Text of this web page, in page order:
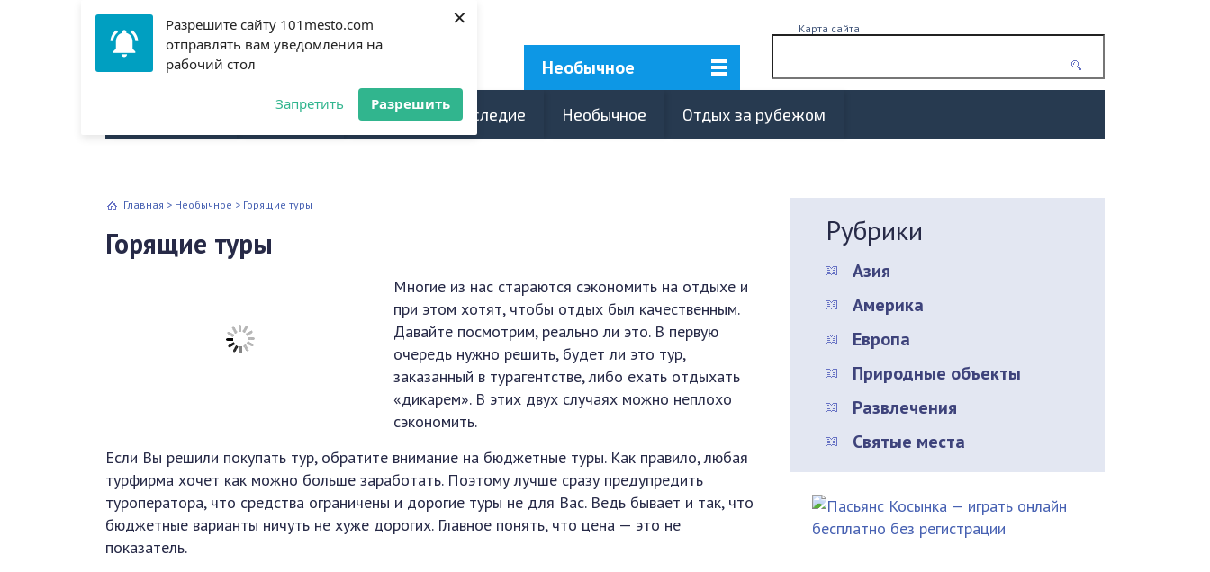
Разрешите сайту 101mesto.com
отправлять вам уведомления на
рабочий стол
Запретить Разрешить
×
Необычное
Карта сайта
Аэропорт Культурное наследие Необычное Отдых за рубежом
Главная > Необычное > Горящие туры
Горящие туры
Многие из нас стараются сэкономить на отдыхе и
при этом хотят, чтобы отдых был качественным.
Давайте посмотрим, реально ли это. В первую
очередь нужно решить, будет ли это тур,
заказанный в турагентстве, либо ехать отдыхать
«дикарем». В этих двух случаях можно неплохо
сэкономить.
Если Вы решили покупать тур, обратите внимание на бюджетные туры. Как правило, любая
турфирма хочет как можно больше заработать. Поэтому лучше сразу предупредить
туроператора, что средства ограничены и дорогие туры не для Вас. Ведь бывает и так, что
бюджетные варианты ничуть не хуже дорогих. Главное понять, что цена — это не
показатель.
Рубрики
Азия
Америка
Европа
Природные объекты
Развлечения
Святые места